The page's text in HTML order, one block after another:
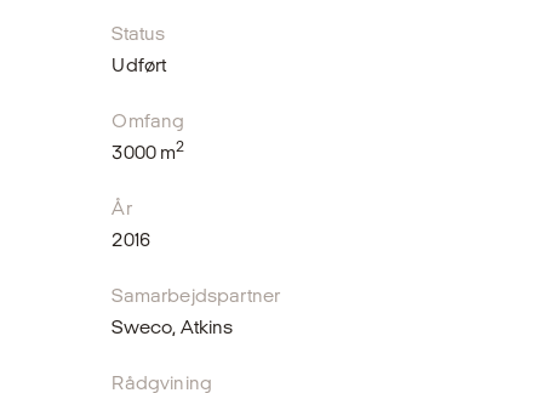
Status
Udført
Omfang
3000 m2
År
2016
Samarbejdspartner
Sweco, Atkins
Rådgvining